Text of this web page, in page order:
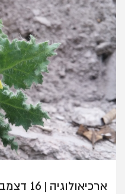
ארכיאולוגיה | 16 דצמבר 2024